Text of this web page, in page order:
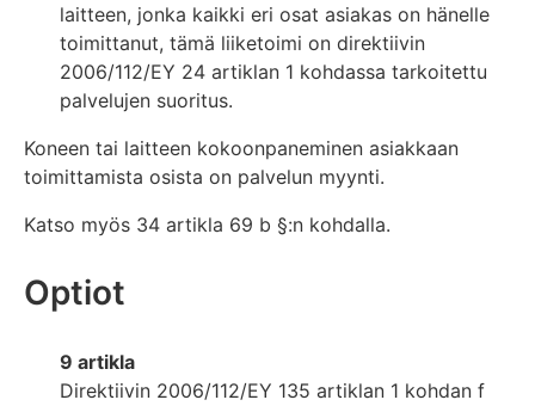
laitteen, jonka kaikki eri osat asiakas on hänelle
toimittanut, tämä liiketoimi on direktiivin
2006/112/EY 24 artiklan 1 kohdassa tarkoitettu
palvelujen suoritus.
Koneen tai laitteen kokoonpaneminen asiakkaan
toimittamista osista on palvelun myynti.
Katso myös 34 artikla 69 b §:n kohdalla.
Optiot
9 artikla
Direktiivin 2006/112/EY 135 artiklan 1 kohdan f